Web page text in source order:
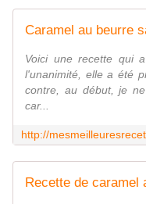
Voici une recette qui
l'unanimité, elle a été
contre, au début, je
car...